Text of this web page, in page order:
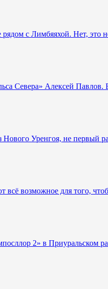
с Лимбяяхой. Нет, это
Севера» Алексей
Уренгоя, не первый
возможное для того,
2» в Приуральском